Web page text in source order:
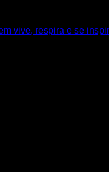
vive, respira e se